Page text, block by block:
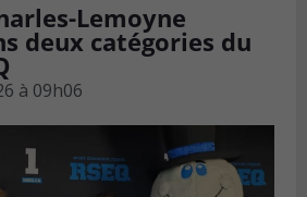
Lemoyne
deux catégories du
à 09h06